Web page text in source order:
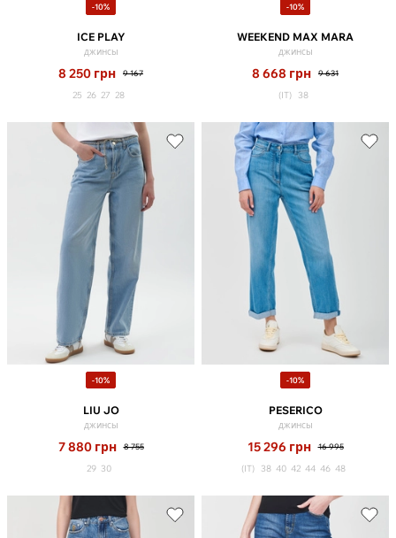
-10%
ICE PLAY
джинсы
8 250 грн 9 167
25 26 27 28
-10%
WEEKEND MAX MARA
джинсы
8 668 грн 9 631
(IT) 38
-10%
LIU JO
джинсы
7 880 грн 8 755
29 30
-10%
PESERICO
джинсы
15 296 грн 16 995
(IT) 38 40 42 44 46 48